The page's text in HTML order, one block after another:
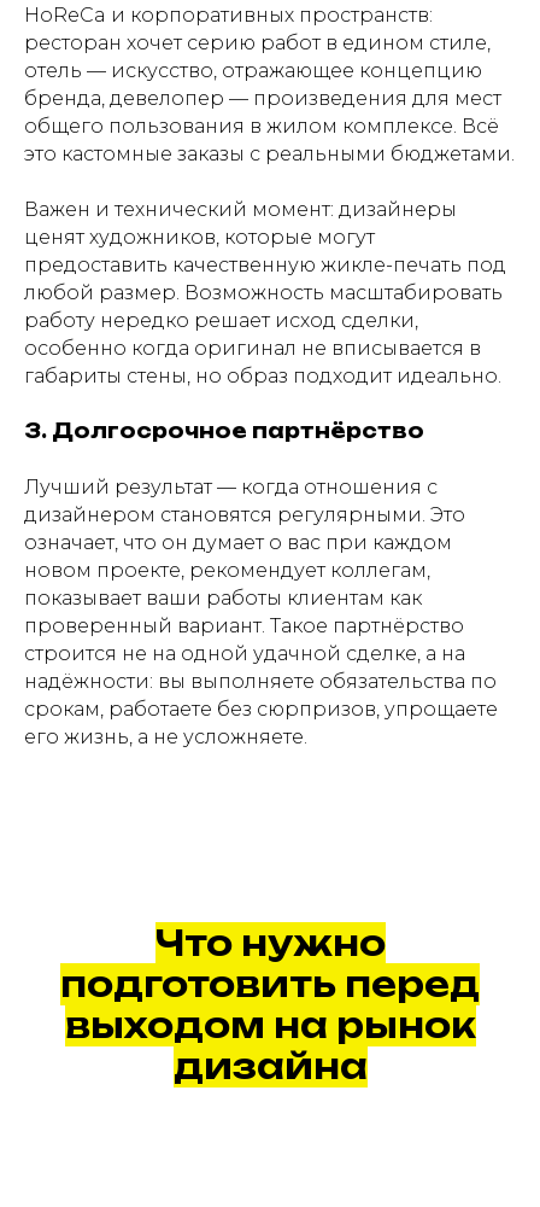
HoReCa и корпоративных пространств:
ресторан хочет серию работ в едином стиле,
отель — искусство, отражающее концепцию
бренда, девелопер — произведения для мест
общего пользования в жилом комплексе. Всё
это кастомные заказы с реальными бюджетами.
Важен и технический момент: дизайнеры
ценят художников, которые могут
предоставить качественную жикле-печать под
любой размер. Возможность масштабировать
работу нередко решает исход сделки,
особенно когда оригинал не вписывается в
габариты стены, но образ подходит идеально.
3. Долгосрочное партнёрство
Лучший результат — когда отношения с
дизайнером становятся регулярными. Это
означает, что он думает о вас при каждом
новом проекте, рекомендует коллегам,
показывает ваши работы клиентам как
проверенный вариант. Такое партнёрство
строится не на одной удачной сделке, а на
надёжности: вы выполняете обязательства по
срокам, работаете без сюрпризов, упрощаете
его жизнь, а не усложняете.
Что нужно
подготовить перед
выходом на рынок
дизайна